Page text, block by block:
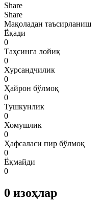
Share
Share
Мақоладан таъсирланиш
Ёқади
0
Таҳсинга лойиқ
0
Хурсандчилик
0
Ҳайрон бўлмоқ
0
Тушкунлик
0
Хомушлик
0
Ҳафсаласи пир бўлмоқ
0
Ёқмайди
0
0 изоҳлар